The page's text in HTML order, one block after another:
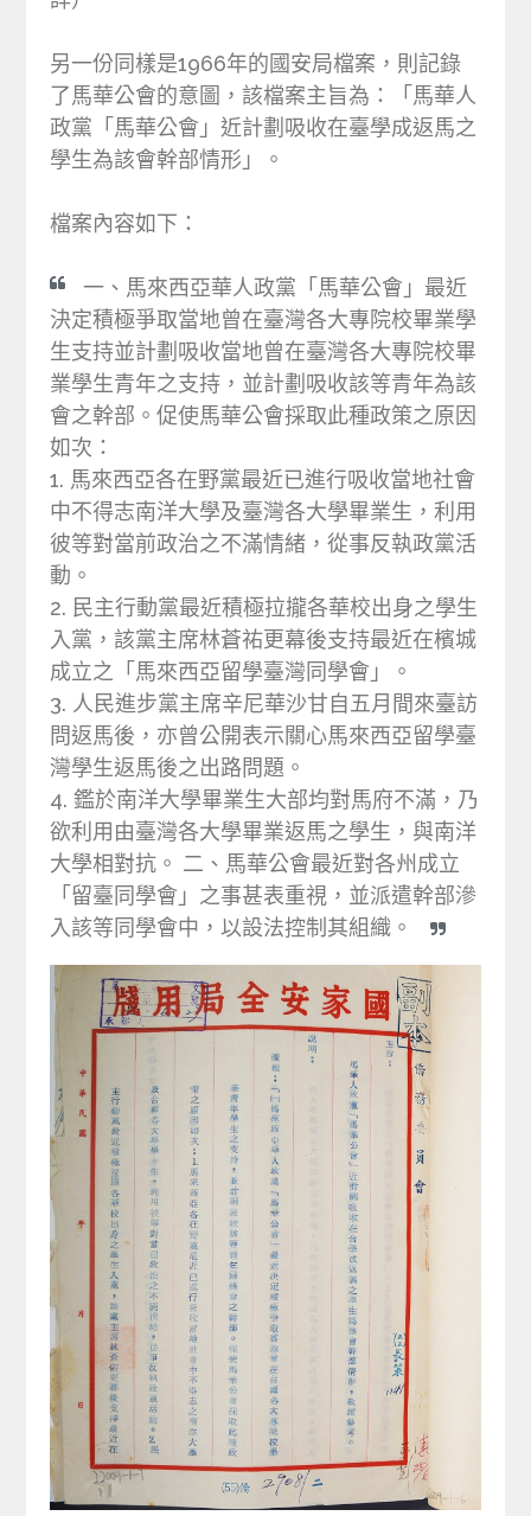
另一份同樣是1966年的國安局檔案，則記錄
了馬華公會的意圖，該檔案主旨為：「馬華人
政黨「馬華公會」近計劃吸收在臺學成返馬之
學生為該會幹部情形」。
檔案內容如下：
一、馬來西亞華人政黨「馬華公會」最近
決定積極爭取當地曾在臺灣各大專院校畢業學
生支持並計劃吸收當地曾在臺灣各大專院校畢
業學生青年之支持，並計劃吸收該等青年為該
會之幹部。促使馬華公會採取此種政策之原因
如次：
1. 馬來西亞各在野黨最近已進行吸收當地社會
中不得志南洋大學及臺灣各大學畢業生，利用
彼等對當前政治之不滿情緒，從事反執政黨活
動。
2. 民主行動黨最近積極拉攏各華校出身之學生
入黨，該黨主席林蒼祐更幕後支持最近在檳城
成立之「馬來西亞留學臺灣同學會」。
3. 人民進步黨主席辛尼華沙甘自五月間來臺訪
問返馬後，亦曾公開表示關心馬來西亞留學臺
灣學生返馬後之出路問題。
4. 鑑於南洋大學畢業生大部均對馬府不滿，乃
欲利用由臺灣各大學畢業返馬之學生，與南洋
大學相對抗。 二、馬華公會最近對各州成立
「留臺同學會」之事甚表重視，並派遣幹部滲
入該等同學會中，以設法控制其組織。